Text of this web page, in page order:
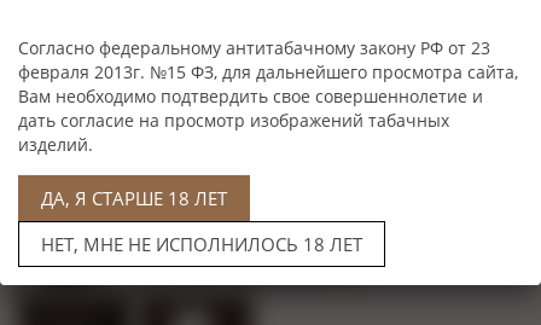
Материал: Эбеновое дерево, Кедр, стекло, металл
Вместимость: 250 сигар
Производитель: GENTILI, Италия
Вес (кг): 14
Согласно федеральному антитабачному закону РФ от 23
февраля 2013г. №15 ФЗ, для дальнейшего просмотра сайта,
Вам необходимо подтвердить свое совершеннолетие и
дать согласие на просмотр изображений табачных
изделий.
ДА, Я СТАРШЕ 18 ЛЕТ
НЕТ, МНЕ НЕ ИСПОЛНИЛОСЬ 18 ЛЕТ